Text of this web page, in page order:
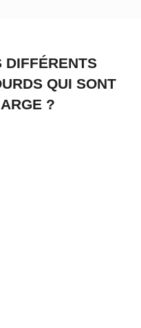
DIFFÉRENTS
QUI SONT
?